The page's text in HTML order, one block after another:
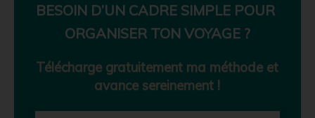
BESOIN D’UN CADRE SIMPLE POUR
ORGANISER TON VOYAGE ?
Télécharge gratuitement ma méthode et
avance sereinement !